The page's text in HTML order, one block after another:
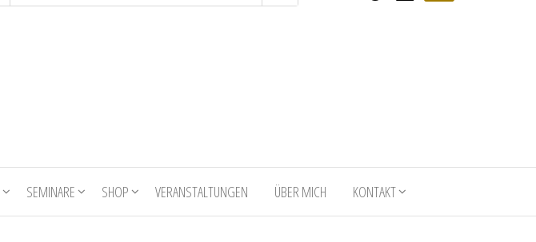
SEMINARE SHOP VERANSTALTUNGEN ÜBER MICH KONTAKT